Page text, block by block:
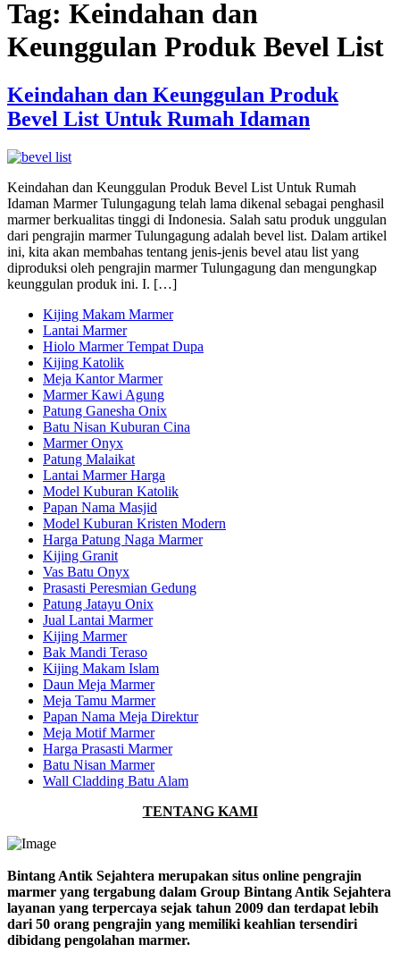
Tag: Keindahan dan
Keunggulan Produk Bevel List
Keindahan dan Keunggulan Produk
Bevel List Untuk Rumah Idaman
Keindahan dan Keunggulan Produk Bevel List Untuk Rumah
Idaman Marmer Tulungagung telah lama dikenal sebagai penghasil
marmer berkualitas tinggi di Indonesia. Salah satu produk unggulan
dari pengrajin marmer Tulungagung adalah bevel list. Dalam artikel
ini, kita akan membahas tentang jenis-jenis bevel atau list yang
diproduksi oleh pengrajin marmer Tulungagung dan mengungkap
keunggulan produk ini. I. […]
Kijing Makam Marmer
Lantai Marmer
Hiolo Marmer Tempat Dupa
Kijing Katolik
Meja Kantor Marmer
Marmer Kawi Agung
Patung Ganesha Onix
Batu Nisan Kuburan Cina
Marmer Onyx
Patung Malaikat
Lantai Marmer Harga
Model Kuburan Katolik
Papan Nama Masjid
Model Kuburan Kristen Modern
Harga Patung Naga Marmer
Kijing Granit
Vas Batu Onyx
Prasasti Peresmian Gedung
Patung Jatayu Onix
Jual Lantai Marmer
Kijing Marmer
Bak Mandi Teraso
Kijing Makam Islam
Daun Meja Marmer
Meja Tamu Marmer
Papan Nama Meja Direktur
Meja Motif Marmer
Harga Prasasti Marmer
Batu Nisan Marmer
Wall Cladding Batu Alam
TENTANG KAMI
Bintang Antik Sejahtera merupakan situs online pengrajin
marmer yang tergabung dalam Group Bintang Antik Sejahtera
layanan yang terpercaya sejak tahun 2009 dan terdapat lebih
dari 50 orang pengrajin yang memiliki keahlian tersendiri
dibidang pengolahan marmer.